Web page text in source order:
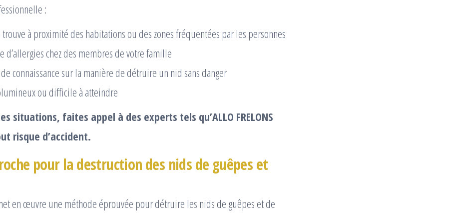
:
à proximité des habitations ou des zones fréquentées par les personnes
d’allergies chez des membres de votre famille
connaissance sur la manière de détruire un nid sans danger
ou difficile à atteindre
situations, faites appel à des experts tels qu’ALLO FRELONS
risque d’accident.
pour la destruction des nids de guêpes et
en œuvre une méthode éprouvée pour détruire les nids de guêpes et de